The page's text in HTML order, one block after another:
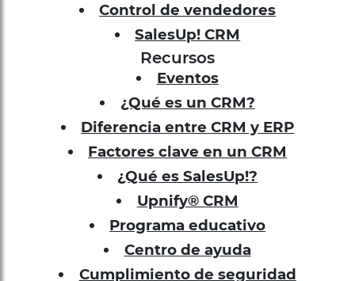
Control de vendedores
SalesUp! CRM
Recursos
Eventos
¿Qué es un CRM?
Diferencia entre CRM y ERP
Factores clave en un CRM
¿Qué es SalesUp!?
Upnify® CRM
Programa educativo
Centro de ayuda
Cumplimiento de seguridad